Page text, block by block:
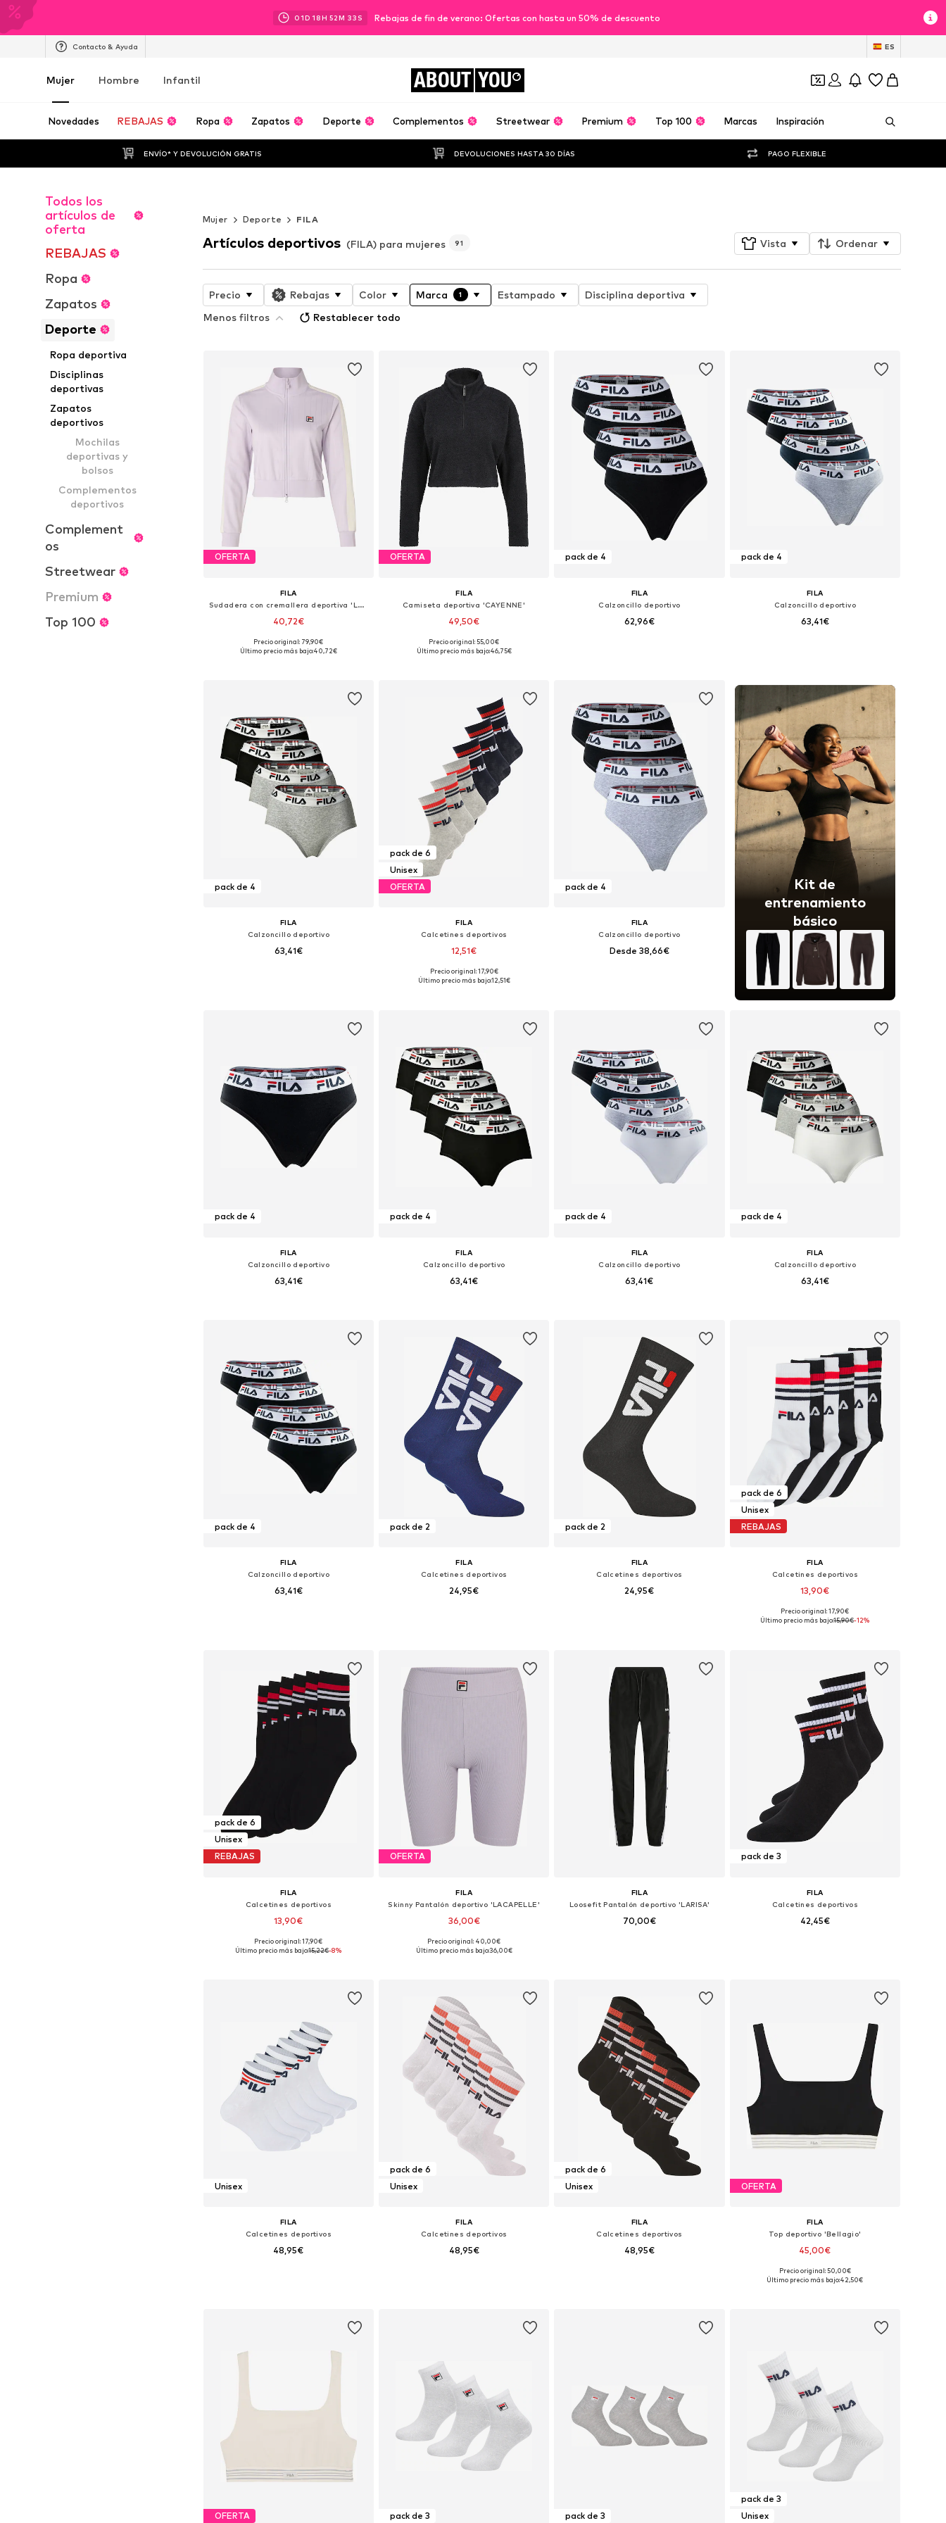
01D 18H 52M 31 S Rebajas de fin de verano: Ofertas con hasta un 50% de descuento
Contacto & Ayuda ES
Mujer Hombre Infantil ABOUT YOU
Novedades REBAJAS Ropa Zapatos Deporte Complementos Streetwear Premium Top 100 Marcas Inspiración
ENVÍO* Y DEVOLUCIÓN GRATIS DEVOLUCIONES HASTA 30 DÍAS PAGO FLEXIBLE
Todos los
artículos de
oferta
REBAJAS
Ropa
Zapatos
Deporte
Ropa deportiva
Disciplinas
deportivas
Zapatos
deportivos
Mochilas
deportivas y
bolsos
Complementos
deportivos
Complement
os
Streetwear
Premium
Top 100
Mujer
Deporte FILA
Artículos deportivos (FILA) para mujeres 91 Vista Ordenar
Precio Rebajas Color Marca 1 Estampado
Disciplina deportiva
Menos filtros
Restablecer todo
OFERTA
FILA
Sudadera con cremallera deportiva 'Lorce'
40,72€
Tallas disponibles: XS, S, M, L
Precio original: 79,90€
Último precio más bajo:40,72€
OFERTA
FILA
Camiseta deportiva 'CAYENNE'
49,50€
Tallas disponibles: XS, S, M, L, XL
Precio original: 55,00€
Último precio más bajo:46,75€
pack de 4
FILA
Calzoncillo deportivo
62,96€
pack de 4
FILA
Calzoncillo deportivo
63,41€
pack de 4
FILA
Calzoncillo deportivo
63,41€
pack de 6
Unisex
OFERTA
FILA
Calcetines deportivos
12,51€
Tallas disponibles: 35-38, 39-42, 43-46
Precio original: 17,90€
Último precio más bajo:12,51€
pack de 4
FILA
Calzoncillo deportivo
Desde 38,66€
Kit de
entrenamiento
básico
pack de 4
FILA
Calzoncillo deportivo
63,41€
pack de 4
FILA
Calzoncillo deportivo
63,41€
pack de 4
FILA
Calzoncillo deportivo
63,41€
pack de 4
FILA
Calzoncillo deportivo
63,41€
pack de 4
FILA
Calzoncillo deportivo
63,41€
pack de 2
FILA
Calcetines deportivos
24,95€
pack de 2
FILA
Calcetines deportivos
24,95€
pack de 6
Unisex
REBAJAS
FILA
Calcetines deportivos
13,90€
Tallas disponibles: 35-38, 39-42, 43-46
Precio original: 17,90€
Último precio más bajo:15,90€-12%
pack de 6
Unisex
REBAJAS
FILA
Calcetines deportivos
13,90€
Tallas disponibles: 35-38, 39-42, 43-46
Precio original: 17,90€
Último precio más bajo:15,22€-8%
OFERTA
FILA
Skinny Pantalón deportivo 'LACAPELLE'
36,00€
Tallas disponibles: XS, S, M, L, XL
Precio original: 40,00€
Último precio más bajo:36,00€
FILA
Loosefit Pantalón deportivo 'LARISA'
70,00€
pack de 3
FILA
Calcetines deportivos
42,45€
Unisex
FILA
Calcetines deportivos
48,95€
pack de 6
Unisex
FILA
Calcetines deportivos
48,95€
pack de 6
Unisex
FILA
Calcetines deportivos
48,95€
OFERTA
FILA
Top deportivo 'Bellagio'
45,00€
Tallas disponibles: XS, S, M, L, XL
Precio original: 50,00€
Último precio más bajo:42,50€
OFERTA pack de 3 pack de 3
pack de 3
Unisex